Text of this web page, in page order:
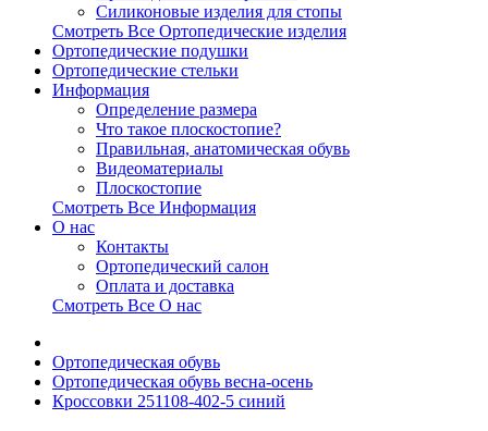
Силиконовые изделия для стопы
Смотреть Все Ортопедические изделия
Ортопедические подушки
Ортопедические стельки
Информация
Определение размера
Что такое плоскостопие?
Правильная, анатомическая обувь
Видеоматериалы
Плоскостопие
Смотреть Все Информация
О нас
Контакты
Ортопедический салон
Оплата и доставка
Смотреть Все О нас
Ортопедическая обувь
Ортопедическая обувь весна-осень
Кроссовки 251108-402-5 синий